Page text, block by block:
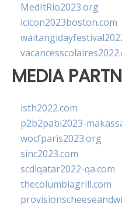
MedItRio2023.org
lcicon2023boston.com
MEDIA
isth2022.com
p2b2pabi2023-
wocfparis2023.org
sinc2023.com
scdlqatar2022-qa.com
thecolumbiagrill.com